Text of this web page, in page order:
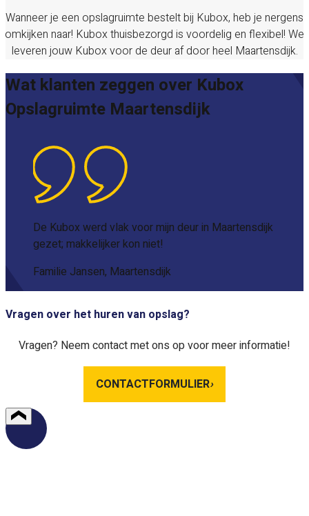
Wanneer je een opslagruimte bestelt bij Kubox, heb je nergens
omkijken naar! Kubox thuisbezorgd is voordelig en flexibel! We
leveren jouw Kubox voor de deur af door heel Maartensdijk.
Wat klanten zeggen over Kubox
Opslagruimte Maartensdijk
De Kubox werd vlak voor mijn deur in Maartensdijk
gezet; makkelijker kon niet!
Familie Jansen, Maartensdijk
Vragen over het huren van opslag?
Vragen? Neem contact met ons op voor meer informatie!
CONTACTFORMULIER›